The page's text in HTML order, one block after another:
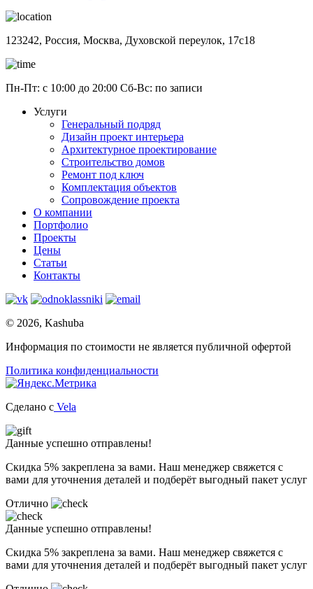
123242, Россия, Москва, Духовской переулок, 17с18
Пн-Пт: с 10:00 до 20:00 Сб-Вс: по записи
Услуги
Генеральный подряд
Дизайн проект интерьера
Архитектурное проектирование
Строительство домов
Ремонт под ключ
Комплектация объектов
Сопровождение проекта
О компании
Портфолио
Проекты
Цены
Статьи
Контакты
© 2026, Kashuba
Информация по стоимости не является публичной офертой
Политика конфиденциальности
Сделано c Vela
Данные успешно отправлены!
Скидка 5% закреплена за вами. Наш менеджер свяжется с
вами для уточнения деталей и подберёт выгодный пакет услуг
Отлично
Данные успешно отправлены!
Скидка 5% закреплена за вами. Наш менеджер свяжется с
вами для уточнения деталей и подберёт выгодный пакет услуг